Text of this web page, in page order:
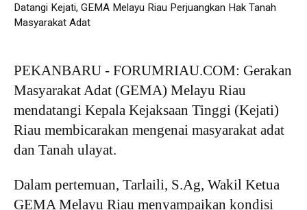
Datangi Kejati, GEMA Melayu Riau Perjuangkan Hak Tanah
Masyarakat Adat
PEKANBARU - FORUMRIAU.COM: Gerakan
Masyarakat Adat (GEMA) Melayu Riau
mendatangi Kepala Kejaksaan Tinggi (Kejati)
Riau membicarakan mengenai masyarakat adat
dan Tanah ulayat.
Dalam pertemuan, Tarlaili, S.Ag, Wakil Ketua
GEMA Melayu Riau menyampaikan kondisi